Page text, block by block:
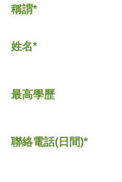
稱謂*
姓名*
最高學歷
聯絡電話(日間)*